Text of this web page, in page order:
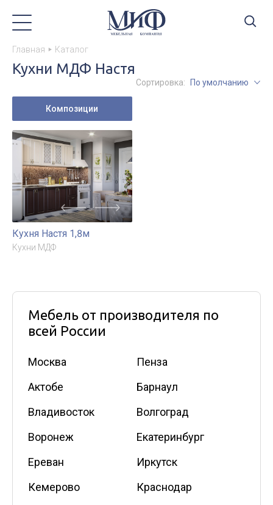
Главная Каталог
Кухни МДФ Настя
Сортировка: По умолчанию
Композиции
Кухня Настя 1,8м
Кухни МДФ
Мебель от производителя по
всей России
Москва
Пенза
Актобе
Барнаул
Владивосток
Волгоград
Воронеж
Екатеринбург
Ереван
Иркутск
Кемерово
Краснодар